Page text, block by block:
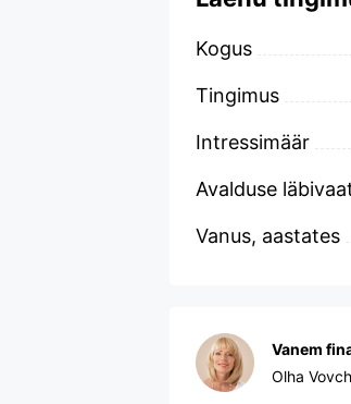
Kogus
Tingimus
Intressimäär
Avalduse
Vanus, aastates
Vanem
Olha